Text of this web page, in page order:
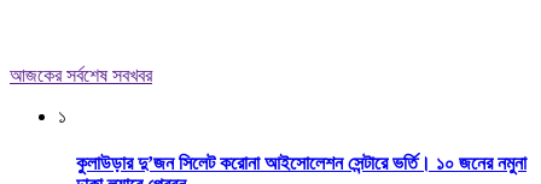
আজকের সর্বশেষ সবখবর
১
কুলাউড়ার দু’জন সিলেট করোনা আইসোলেশন সেন্টারে ভর্তি। ১০ জনের নমুনা